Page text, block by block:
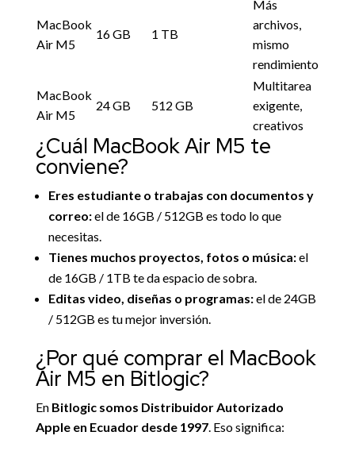
MacBook
Air M5
16 GB 1 TB
Más
archivos,
mismo
rendimiento
MacBook
Air M5
24 GB 512 GB
Multitarea
exigente,
creativos
¿Cuál MacBook Air M5 te
conviene?
Eres estudiante o trabajas con documentos y
correo:el de 16GB / 512GB es todo lo que
necesitas.
Tienes muchos proyectos, fotos o música:el
de 16GB / 1TB te da espacio de sobra.
Editas video, diseñas o programas:el de 24GB
/ 512GB es tu mejor inversión.
¿Por qué comprar el MacBook
Air M5 en Bitlogic?
En Bitlogic somos Distribuidor Autorizado
Apple en Ecuador desde 1997. Eso significa: